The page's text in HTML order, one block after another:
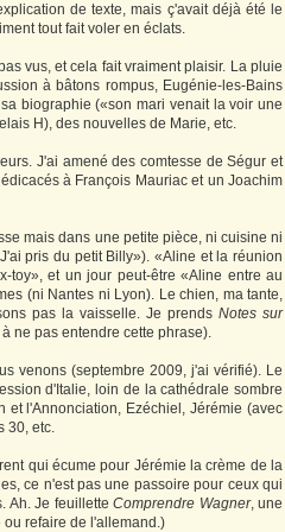
de texte, mais ç'avait déjà été le
tout fait voler en éclats.
vus, et cela fait vraiment plaisir. La pluie
à bâtons rompus, Eugénie-les-Bains
biographie («son mari venait la voir une
H), des nouvelles de Marie, etc.
J'ai amené des comtesse de Ségur et
à François Mauriac et un Joachim
mais dans une petite pièce, ni cuisine ni
pris du petit Billy»). «Aline et la réunion
toy», et un jour peut-être «Aline entre au
(ni Nantes ni Lyon). Le chien, ma tante,
pas la vaisselle. Je prendsNotes sur
ne pas entendre cette phrase).
venons (septembre 2009, j'ai vérifié). Le
d'Italie, loin de la cathédrale sombre
l'Annonciation, Ezéchiel, Jérémie (avec
30, etc.
qui écume pour Jérémie la crème de la
ce n'est pas une passoire pour ceux qui
Ah. Je feuilletteComprendre Wagner, une
refaire de l'allemand.)